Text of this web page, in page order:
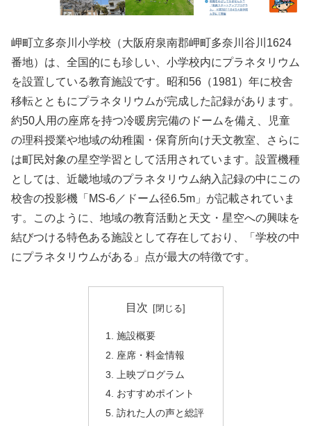
岬町立多奈川小学校（大阪府泉南郡岬町多奈川谷川1624
番地）は、全国的にも珍しい、小学校内にプラネタリウム
を設置している教育施設です。昭和56（1981）年に校舎
移転とともにプラネタリウムが完成した記録があります。
約50人用の座席を持つ冷暖房完備のドームを備え、児童
の理科授業や地域の幼稚園・保育所向け天文教室、さらに
は町民対象の星空学習として活用されています。設置機種
としては、近畿地域のプラネタリウム納入記録の中にこの
校舎の投影機「MS-6／ドーム径6.5m」が記載されていま
す。このように、地域の教育活動と天文・星空への興味を
結びつける特色ある施設として存在しており、「学校の中
にプラネタリウムがある」点が最大の特徴です。
目次
施設概要
座席・料金情報
上映プログラム
おすすめポイント
訪れた人の声と総評